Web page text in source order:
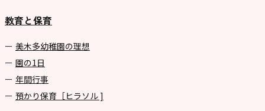
教育と保育
美⽊多幼稚園の理想
園の1⽇
年間⾏事
預かり保育［ヒラソル ]